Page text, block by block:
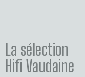
La sélection
Hifi Vaudaine